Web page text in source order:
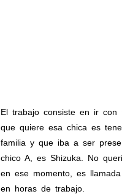
El trabajo consiste en ir
que quiere esa chica es
familia y que iba a ser
chico A, es Shizuka. No
en ese momento, es
en horas de trabajo.